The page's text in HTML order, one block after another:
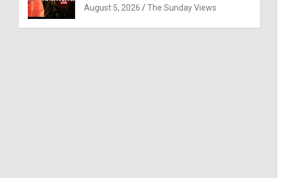
August 5, 2026 The Sunday Views